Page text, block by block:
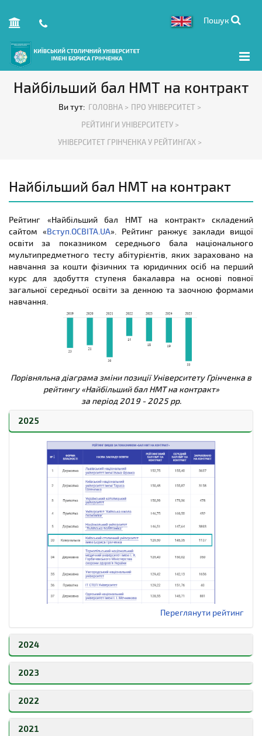
Пошук
Найбільший бал НМТ на контракт
Ви тут: ГОЛОВНА > ПРО УНІВЕРСИТЕТ >
РЕЙТИНГИ УНІВЕРСИТЕТУ >
УНІВЕРСИТЕТ ГРІНЧЕНКА У РЕЙТИНГАХ >
Найбільший бал НМТ на контракт
Рейтинг «Найбільший бал НМТ на контракт» складений
сайтом «Вступ.ОСВІТА.UA». Рейтинг ранжує заклади вищої
освіти за показником середнього бала національного
мультипредметного тесту абітурієнтів, яких зараховано на
навчання за кошти фізичних та юридичних осіб на перший
курс для здобуття ступеня бакалавра на основі повної
загальної середньої освіти за денною та заочною формами
навчання.
Порівняльна діаграма зміни позиції Університету Грінченка в
рейтингу «Найбільший бал НМТ на контракт»
за період 2019 - 2025 рр.
2025
Переглянути рейтинг
2024
2023
2022
2021